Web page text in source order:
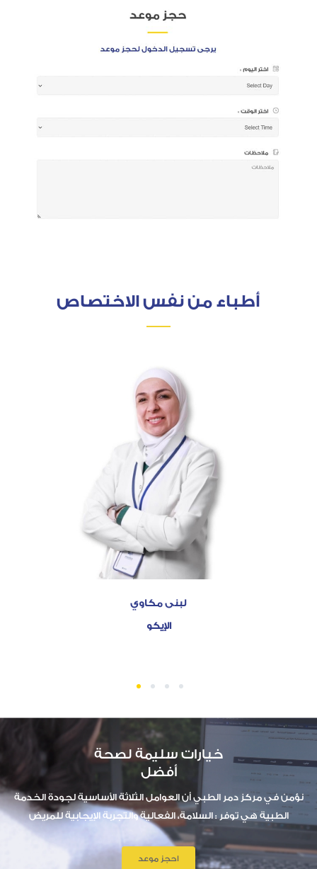
أطباء من نفس الاختصاص
لبنى مكاوي
الإيكو
خيارات سليمة لصحة
أفضل
نؤمن في مركز دمر الطبي أن العوامل الثلاثة الأساسية لجودة الخدمة
الطبية هي توفر : السلامة، الفعالية والتجربة الإيجابية للمريض
احجز موعد